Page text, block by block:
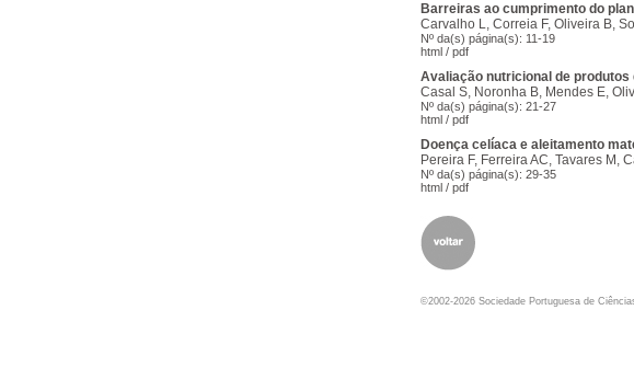
Barreiras ao cumprimento do
Carvalho L, Correia F, Oliveira B,
Nº da(s) página(s): 11-19
html / pdf
Avaliação nutricional de produtos
Casal S, Noronha B, Mendes E,
Nº da(s) página(s): 21-27
html / pdf
Doença celíaca e aleitamento
Pereira F, Ferreira AC, Tavares M,
Nº da(s) página(s): 29-35
html / pdf
©2002-2026 Sociedade Portuguesa de